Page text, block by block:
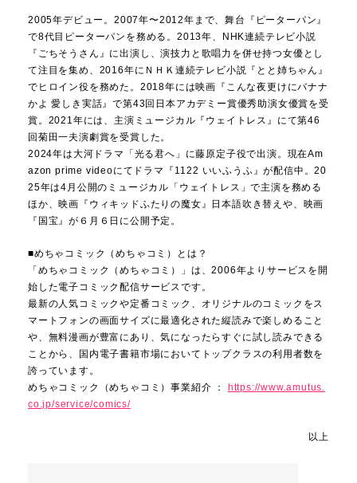
2005年デビュー。2007年〜2012年まで、舞台『ピーターパン』
で8代目ピーターパンを務める。2013年、NHK連続テレビ小説
『ごちそうさん』に出演し、演技力と歌唱力を併せ持つ女優とし
て注目を集め、2016年にＮＨＫ連続テレビ小説『とと姉ちゃん』
でヒロイン役を務めた。2018年には映画『こんな夜更けにバナナ
かよ 愛しき実話』で第43回日本アカデミー賞優秀助演女優賞を受
賞。2021年には、主演ミュージカル『ウェイトレス』にて第46
回菊田一夫演劇賞を受賞した。
2024年は大河ドラマ「光る君へ」に藤原定子役で出演。現在Am
azon prime videoにてドラマ『1122 いいふうふ』が配信中。20
25年は4月公開のミュージカル「ウェイトレス」で主演を務める
ほか、映画『ウィキッドふたりの魔女』日本語吹き替えや、映画
『国宝』が６月６日に公開予定。
■めちゃコミック（めちゃコミ）とは？
「めちゃコミック（めちゃコミ）」は、2006年よりサービスを開
始した電子コミック配信サービスです。
最新の人気コミックや定番コミック、オリジナルのコミックをス
マートフォンの画面サイズに最適化された縦読みで楽しめること
や、無料漫画が豊富にあり、気になったらすぐに試し読みできる
ことから、国内電子書籍市場においてトップクラスの利用者数を
誇っています。
めちゃコミック（めちゃコミ）事業紹介 ：
https://www.amutus.
co.jp/service/comics/
以上